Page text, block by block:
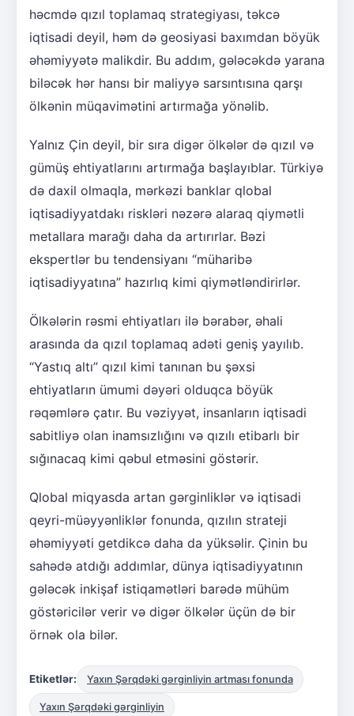
həcmdə qızıl toplamaq strategiyası, təkcə
iqtisadi deyil, həm də geosiyasi baxımdan böyük
əhəmiyyətə malikdir. Bu addım, gələcəkdə yarana
biləcək hər hansı bir maliyyə sarsıntısına qarşı
ölkənin müqavimətini artırmağa yönəlib.
Yalnız Çin deyil, bir sıra digər ölkələr də qızıl və
gümüş ehtiyatlarını artırmağa başlayıblar. Türkiyə
də daxil olmaqla, mərkəzi banklar qlobal
iqtisadiyyatdakı riskləri nəzərə alaraq qiymətli
metallara marağı daha da artırırlar. Bəzi
ekspertlər bu tendensiyanı “müharibə
iqtisadiyyatına” hazırlıq kimi qiymətləndirirlər.
Ölkələrin rəsmi ehtiyatları ilə bərabər, əhali
arasında da qızıl toplamaq adəti geniş yayılıb.
“Yastıq altı” qızıl kimi tanınan bu şəxsi
ehtiyatların ümumi dəyəri olduqca böyük
rəqəmlərə çatır. Bu vəziyyət, insanların iqtisadi
sabitliyə olan inamsızlığını və qızılı etibarlı bir
sığınacaq kimi qəbul etməsini göstərir.
Qlobal miqyasda artan gərginliklər və iqtisadi
qeyri-müəyyənliklər fonunda, qızılın strateji
əhəmiyyəti getdikcə daha da yüksəlir. Çinin bu
sahədə atdığı addımlar, dünya iqtisadiyyatının
gələcək inkişaf istiqamətləri barədə mühüm
göstəricilər verir və digər ölkələr üçün də bir
örnək ola bilər.
Etiketlər: Yaxın Şərqdəki gərginliyin artması fonunda
Yaxın Şərqdəki gərginliyin